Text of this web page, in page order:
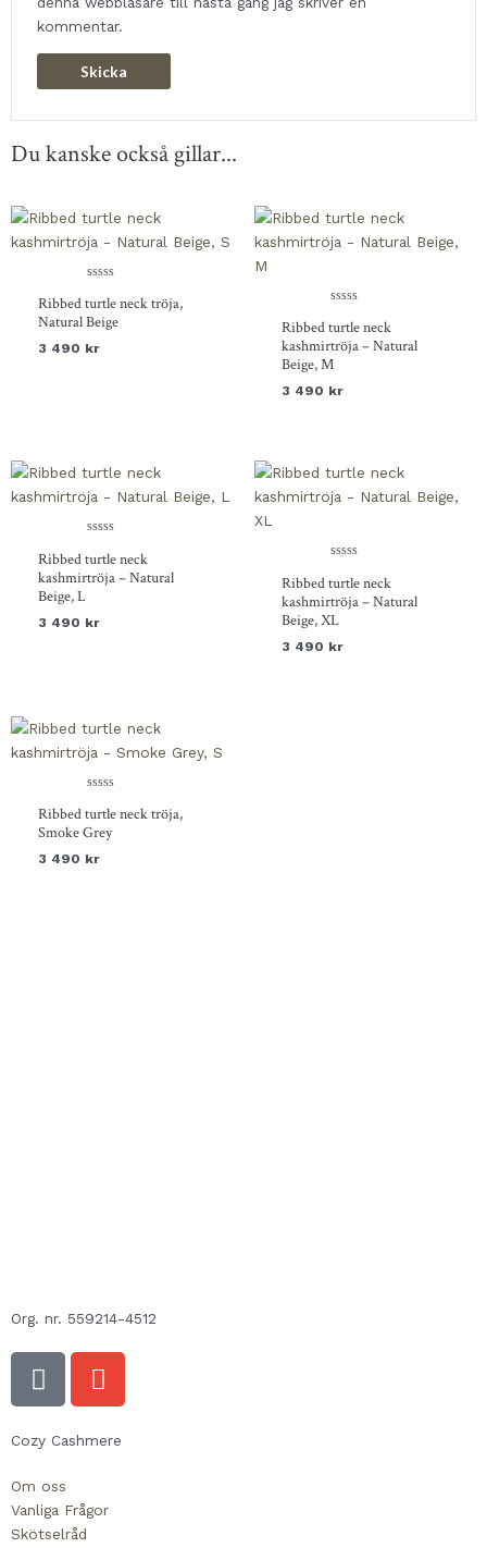
kommentar.
Du kanske också gillar...
0
av
5
Ribbed turtle neck tröja,
Natural Beige
3 490 kr
0
5
Ribbed turtle neck
kashmirtröja – Natural
Beige, M
3 490 kr
0
5
Ribbed turtle neck
kashmirtröja – Natural
Beige, L
3 490 kr
0
5
Ribbed turtle neck
kashmirtröja – Natural
Beige, XL
3 490 kr
0
av
5
Ribbed turtle neck tröja,
Smoke Grey
3 490 kr
Org. nr. 559214-4512
F
a
e
o
o
E
n
e
o
Cozy Cashmere
Om oss
Vanliga Frågor
Skötselråd